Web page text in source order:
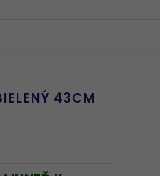
43CM